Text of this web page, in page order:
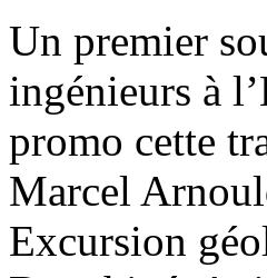
Un premier
ingénieurs à
promo cette
Marcel
Excursion